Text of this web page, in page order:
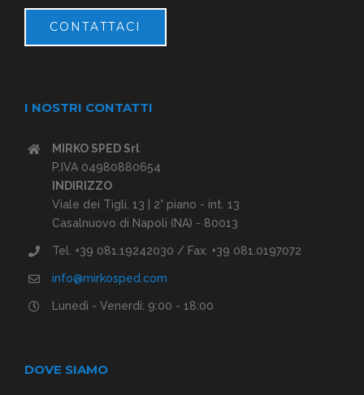
CONTATTACI
I NOSTRI CONTATTI
MIRKO SPED Srl
P.IVA 04980880654
INDIRIZZO
Viale dei Tigli, 13 | 2° piano - int. 13
Casalnuovo di Napoli (NA) - 80013
Tel. +39 081.19242030 / Fax. +39 081.0197072
info@mirkosped.com
Lunedì - Venerdì: 9:00 - 18:00
DOVE SIAMO